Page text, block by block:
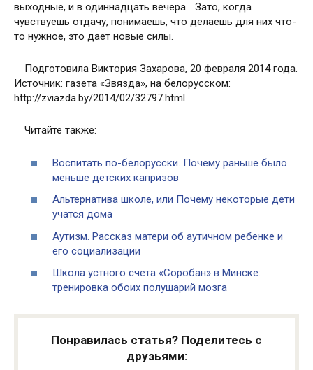
выходные, и в одиннадцать вечера… Зато, когда
чувствуешь отдачу, понимаешь, что делаешь для них что-
то нужное, это дает новые силы.
Подготовила Виктория Захарова, 20 февраля 2014 года.
Источник: газета «Звязда», на белорусском:
http://zviazda.by/2014/02/32797.html
Читайте также:
Воспитать по-белорусски. Почему раньше было
меньше детских капризов
Альтернатива школе, или Почему некоторые дети
учатся дома
Аутизм. Рассказ матери об аутичном ребенке и
его социализации
Школа устного счета «Соробан» в Минске:
тренировка обоих полушарий мозга
Понравилась статья? Поделитесь с
друзьями: